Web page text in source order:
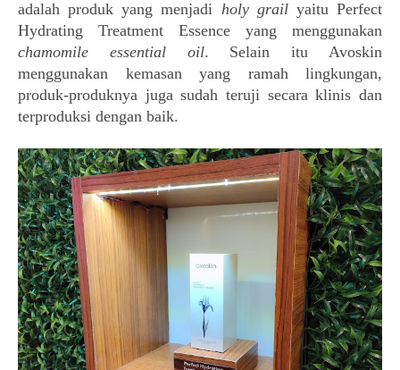
adalah produk yang menjadi holy grailyaitu Perfect
Hydrating Treatment Essence yang menggunakan
chamomile essential oil. Selain itu Avoskin
menggunakan kemasan yang ramah lingkungan,
produk-produknya juga sudah teruji secara klinis dan
terproduksi dengan baik.